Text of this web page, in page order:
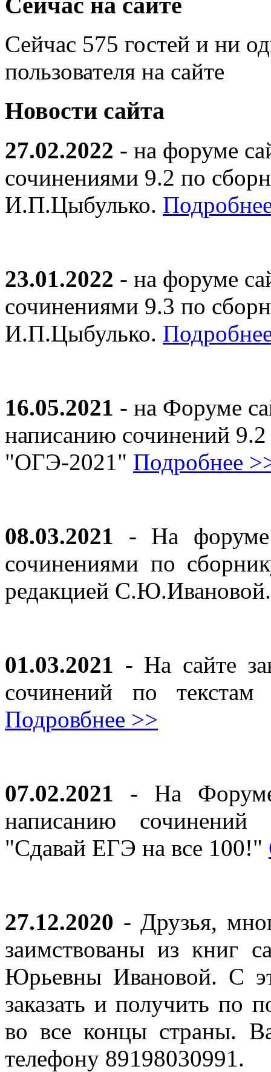
Сейчас 575 гостей и ни
пользователя на сайте
Новости сайта
27.02.2022 - на форуме
сочинениями 9.2 по
И.П.Цыбулько.
23.01.2022 - на форуме
сочинениями 9.3 по
И.П.Цыбулько.
16.05.2021 - на Форуме
написанию сочинений
"ОГЭ-2021" Подробнее
08.03.2021 - На форуме
сочинениями по
редакцией
01.03.2021 - На сайте
сочинений по
Подровбнее >>
07.02.2021 - На
написанию
"Сдавай ЕГЭ на все 100!"
27.12.2020 - Друзья,
заимствованы из книг
Юрьевны Ивановой. С
заказать и получить по
во все концы страны.
телефону 89198030991.